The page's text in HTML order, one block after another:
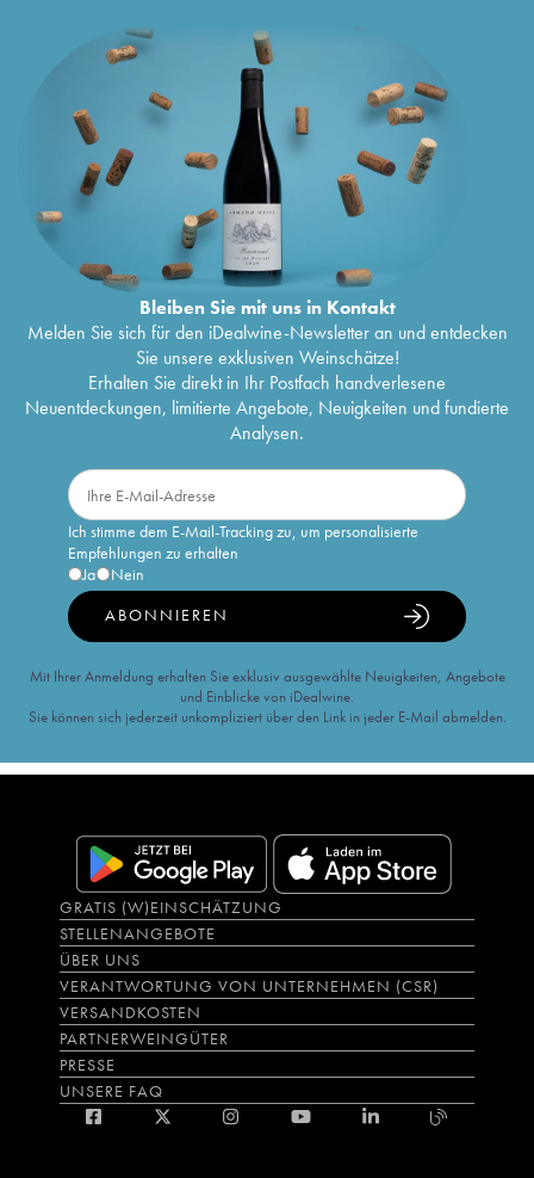
Bleiben Sie mit uns in Kontakt
Melden Sie sich für den iDealwine-Newsletter an und entdecken
Sie unsere exklusiven Weinschätze!
Erhalten Sie direkt in Ihr Postfach handverlesene
Neuentdeckungen, limitierte Angebote, Neuigkeiten und fundierte
Analysen.
Ich stimme dem E-Mail-Tracking zu, um personalisierte
Empfehlungen zu erhalten
Ja
Nein
ABONNIEREN
Mit Ihrer Anmeldung erhalten Sie exklusiv ausgewählte Neuigkeiten, Angebote
und Einblicke von iDealwine.
Sie können sich jederzeit unkompliziert über den Link in jeder E-Mail abmelden.
GRATIS (W)EINSCHÄTZUNG
STELLENANGEBOTE
ÜBER UNS
VERANTWORTUNG VON UNTERNEHMEN (CSR)
VERSANDKOSTEN
PARTNERWEINGÜTER
PRESSE
UNSERE FAQ